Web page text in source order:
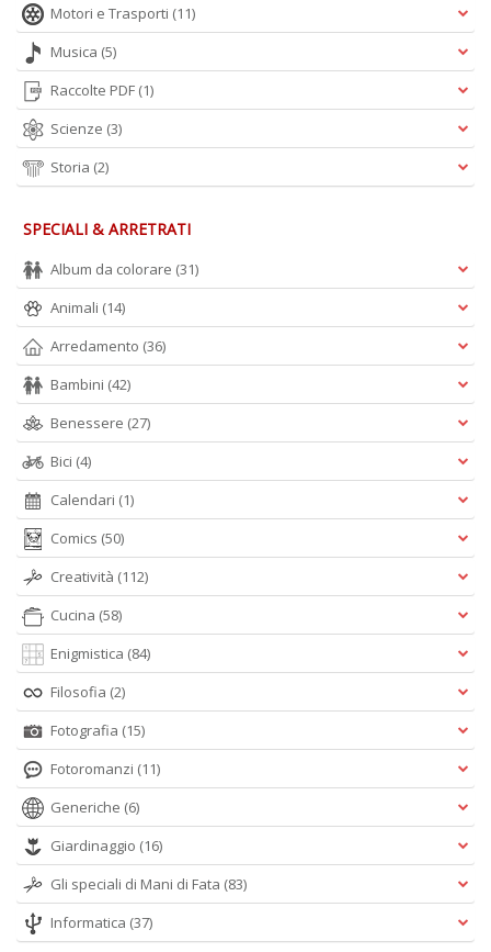
Motori e Trasporti (11)
Musica (5)
Raccolte PDF (1)
Scienze (3)
Storia (2)
SPECIALI & ARRETRATI
Album da colorare (31)
Animali (14)
Arredamento (36)
Bambini (42)
Benessere (27)
Bici (4)
Calendari (1)
Comics (50)
Creatività (112)
Cucina (58)
Enigmistica (84)
Filosofia (2)
Fotografia (15)
Fotoromanzi (11)
Generiche (6)
Giardinaggio (16)
Gli speciali di Mani di Fata (83)
Informatica (37)